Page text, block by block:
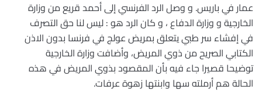
عمار في باريس. و وصل الرد الفرنسي إلى أحمد قريع من وزارة
الخارجية و وزارة الدفاع ، و كان الرد هو : ليس لنا حق التصرف
في إفشاء سر طبي يتعلق بمريض عولج في فرنسا بدون الاذن
الكتابي الصريح من ذوي المريض، وأضافت وزارة الخارجية
توضيحا قصيرا جاء فيه بأن المقصود بذوي المريض في هذه
الحالة هم أرملته سها وابنتها زهوة عرفات.